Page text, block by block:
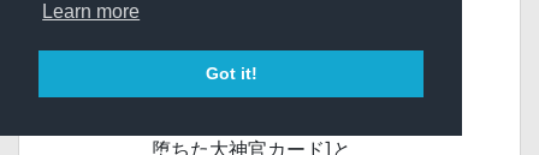
Learn more
Got it!
1秒毎にSP + 10%
―――――――――――――
堕ちた大神官カード]と